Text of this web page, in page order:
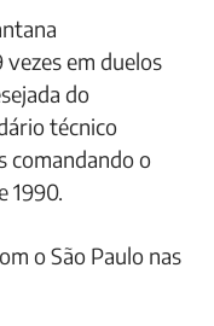
entre
por 7 a 1 no
em duelos
do
técnico
o